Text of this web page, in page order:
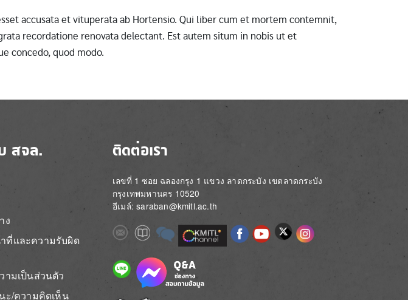
accusata et vituperata ab Hortensio. Qui liber cum et mortem contemnit,
recordatione renovata delectant. Est autem situm in nobis ut et
concedo, quod modo.
สจล.
ง
ที่และความรับผิด
ามเป็นส่วนตัว
ะ/ความคิดเห็น
ติดต่อเรา
เลขที่ 1 ซอย ฉลองกรุง 1 แขวง ลาดกระบัง เขตลาดกระบัง
กรุงเทพมหานคร 10520
อีเมล์: saraban@kmitl.ac.th
ImageImageImage Image ImageImageImageImage
Image Image